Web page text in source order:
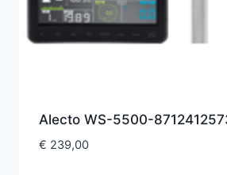
Alecto WS-5500-
€ 239,00